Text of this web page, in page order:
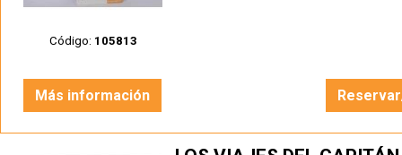
Código: 105813
Más información